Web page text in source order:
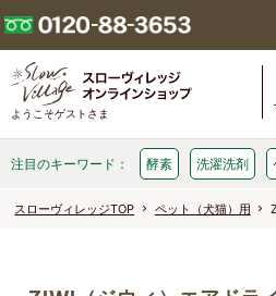
ようこそゲストさま
注目のキーワード： 酵素 洗濯洗剤
スローヴィレッジTOP ペット（犬猫）用